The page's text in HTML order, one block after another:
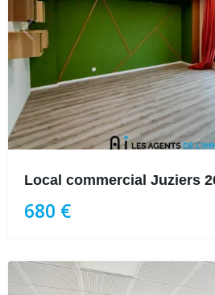
Local commercial Juziers
680 €